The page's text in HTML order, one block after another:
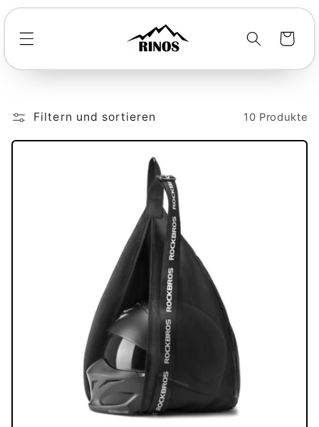
Direkt
Inhalt
Warenkorb
Filtern und sortieren 10 Produkte